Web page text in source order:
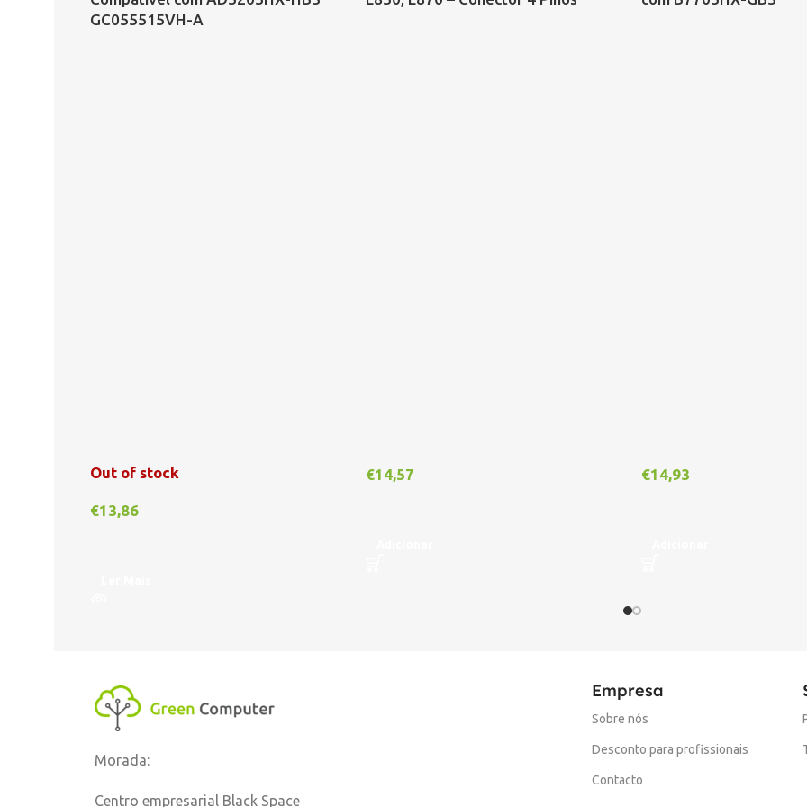
GC055515VH-A
Out of stock
€13,86
€14,57 €14,93
Morada:
Centro empresarial Black Space
Empresa
Sobre nós
Desconto para profissionais
Contacto